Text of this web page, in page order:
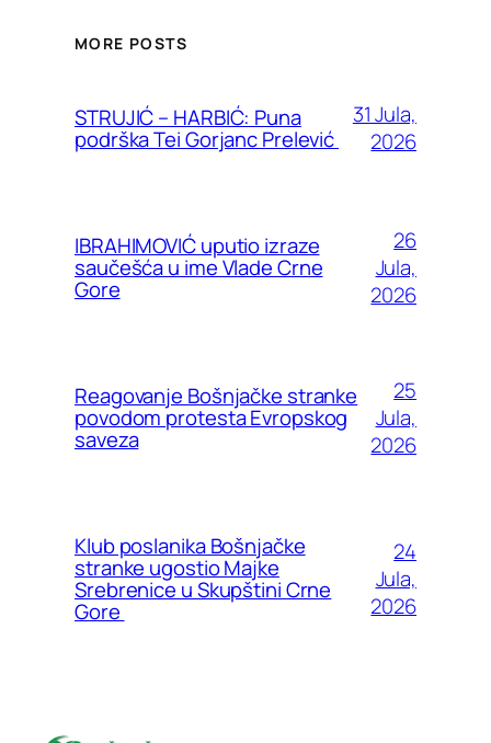
MORE POSTS
STRUJIĆ – HARBIĆ: Puna
podrška Tei Gorjanc Prelević
31 Jula,
2026
IBRAHIMOVIĆ uputio izraze
saučešća u ime Vlade Crne
Gore
26
Jula,
2026
Reagovanje Bošnjačke stranke
povodom protesta Evropskog
saveza
25
Jula,
2026
Klub poslanika Bošnjačke
stranke ugostio Majke
Srebrenice u Skupštini Crne
Gore
24
Jula,
2026